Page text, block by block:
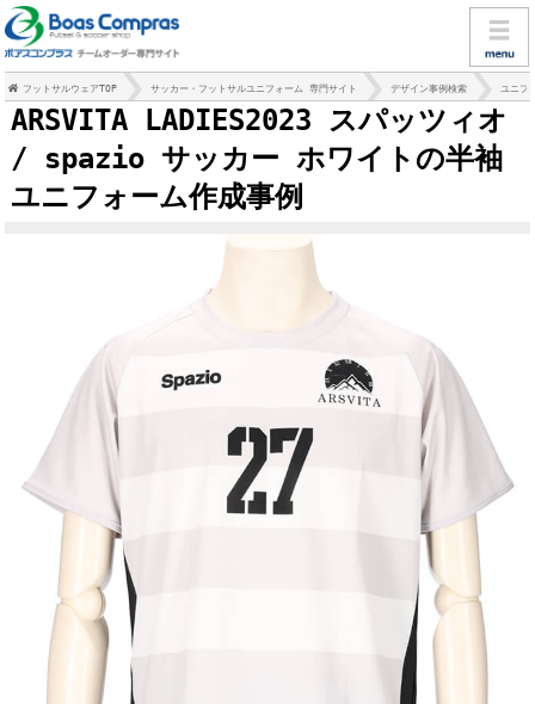
フットサルウェアTOP サッカー・フットサルユニフォーム 専門サイト デザイン事例検索 ユニフ
ARSVITA LADIES2023 スパッツィオ
/ spazio サッカー ホワイトの半袖
ユニフォーム作成事例